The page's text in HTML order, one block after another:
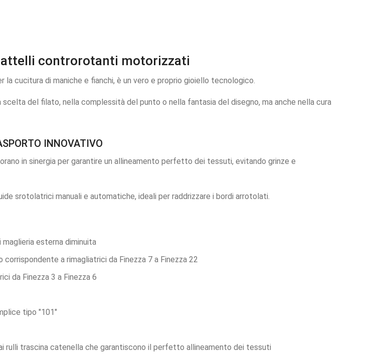
controrotanti motorizzati
la cucitura di maniche e fianchi, è un vero e proprio gioiello tecnologico.
del filato, nella complessità del punto o nella fantasia del disegno, ma anche nella cura
INNOVATIVO
in sinergia per garantire un allineamento perfetto dei tessuti, evitando grinze e
srotolatrici manuali e automatiche, ideali per raddrizzare i bordi arrotolati.
esterna diminuita
a rimagliatrici da Finezza 7 a Finezza 22
da Finezza 3 a Finezza 6
tipo "101"
trascina catenella che garantiscono il perfetto allineamento dei tessuti